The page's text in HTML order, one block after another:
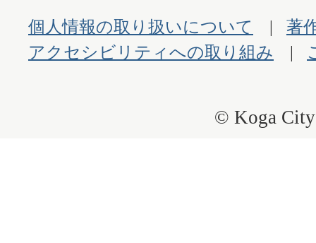
個人情報の取り扱いについて
著
アクセシビリティへの取り組み
© Koga City